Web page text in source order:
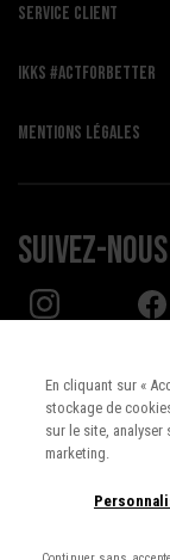
SERVICE CLIENT
IKKS #ACTFORBETTER
MENTIONS LÉGALES
Suivez-
Pays : UNITED
En cliquant sur «
stockage de
sur le site,
marketing.